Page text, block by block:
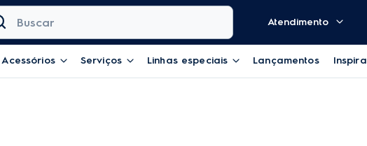
Atendimento
Serviços Linhas especiais Lançamentos Inspira